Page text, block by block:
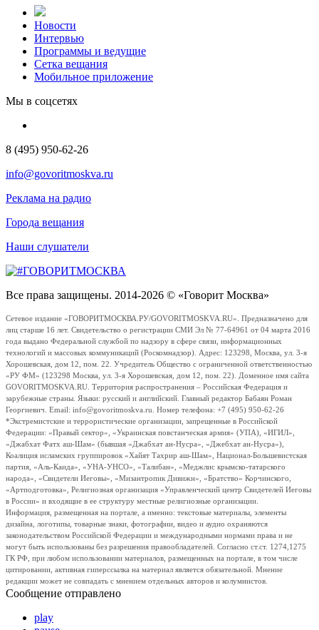
Новости
Интервью
Программы и ведущие
Сетка вещания
Мобильное приложение
Мы в соцсетях
8 (495) 950-62-26
info@govoritmoskva.ru
Реклама на радио
Города вещания
Наши слушатели
Все права защищены. 2014-2026 © «Говорит Москва»
Сетевое издание «ГОВОРИТМОСКВА.РУ/GOVORITMOSKVA.RU». Предназначено для
лиц старше 16 лет. Свидетельство о регистрации СМИ Эл № 77-64961 от 04 марта 2016
года выдано Федеральной службой по надзору в сфере связи, информационных
технологий и массовых коммуникаций (Роскомнадзор). Адрес: 123298, Москва, ул. 3-я
Хорошевская, дом 12, пом. 22. Учредитель Общество с ограниченной ответственностью
«РУ ФМ» (123298 Москва, ул. 3-я Хорошевская, дом 12, пом. 22). Доменное имя сайта
GOVORITMOSKVA.RU. Территория распространения – Российская Федерация и
зарубежные страны. Языки: русский и английский. Главный редактор Бабаян Роман
Георгиевич. Email: info@govoritmoskva.ru. Номер телефона: +7 (495) 950-62-26
*Экстремистские и террористические организации, запрещенные в Российской
Федерации: «Правый сектор», «Украинская повстанческая армия» (УПА), «ИГИЛ»,
«Джабхат Фатх аш-Шам» (бывшая «Джабхат ан-Нусра», «Джебхат ан-Нусра»),
Коалиция исламских группировок «Хайят Тахрир аш-Шам», Национал-Большевистская
партия, «Аль-Каида», «УНА-УНСО», «Талибан», «Меджлис крымско-татарского
народа», «Свидетели Иеговы», «Мизантропик Дивижн», «Братство» Корчинского,
«Артподготовка», Религиозная организация «Управленческий центр Свидетелей Иеговы
в России» и входящие в ее структуру местные религиозные организации.
Информация, размещенная на портале, а именно: текстовые материалы, элементы
дизайна, логотипы, товарные знаки, фотографии, видео и аудио охраняются
законодательством Российской Федерации и международными нормами права и не
могут быть использованы без разрешения правообладателей. Согласно ст.ст. 1274,1275
ГК РФ, при любом использовании материалов, размещенных на портале, в том числе
цитировании, активная гиперссылка на материал является обязательной. Мнение
редакции может не совпадать с мнением отдельных авторов и колумнистов.
Сообщение отправлено
play